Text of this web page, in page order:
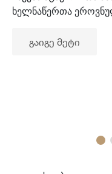
ხელნაწერთა
გაიგე მეტი